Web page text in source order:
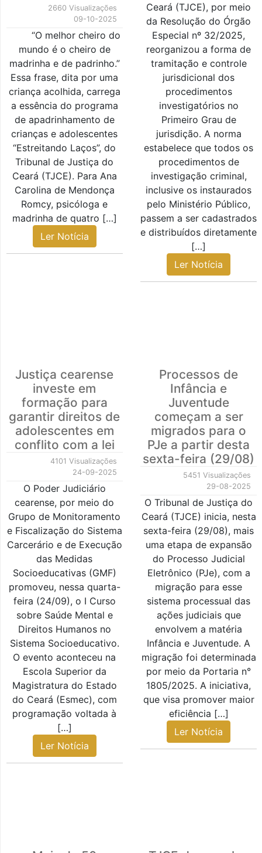
2660 Visualizações
09-10-2025
“O melhor cheiro do
mundo é o cheiro de
madrinha e de padrinho.”
Essa frase, dita por uma
criança acolhida, carrega
a essência do programa
de apadrinhamento de
crianças e adolescentes
“Estreitando Laços”, do
Tribunal de Justiça do
Ceará (TJCE). Para Ana
Carolina de Mendonça
Romcy, psicóloga e
madrinha de quatro […]
Ler Notícia
Ceará (TJCE), por meio
da Resolução do Órgão
Especial nº 32/2025,
reorganizou a forma de
tramitação e controle
jurisdicional dos
procedimentos
investigatórios no
Primeiro Grau de
jurisdição. A norma
estabelece que todos os
procedimentos de
investigação criminal,
inclusive os instaurados
pelo Ministério Público,
passem a ser cadastrados
e distribuídos diretamente
[…]
Ler Notícia
Justiça cearense
investe em
formação para
garantir direitos de
adolescentes em
conflito com a lei
4101 Visualizações
24-09-2025
O Poder Judiciário
cearense, por meio do
Grupo de Monitoramento
e Fiscalização do Sistema
Carcerário e de Execução
das Medidas
Socioeducativas (GMF)
promoveu, nessa quarta-
feira (24/09), o I Curso
sobre Saúde Mental e
Direitos Humanos no
Sistema Socioeducativo.
O evento aconteceu na
Escola Superior da
Magistratura do Estado
do Ceará (Esmec), com
programação voltada à
[…]
Ler Notícia
Processos de
Infância e
Juventude
começam a ser
migrados para o
PJe a partir desta
sexta-feira (29/08)
5451 Visualizações
29-08-2025
O Tribunal de Justiça do
Ceará (TJCE) inicia, nesta
sexta-feira (29/08), mais
uma etapa de expansão
do Processo Judicial
Eletrônico (PJe), com a
migração para esse
sistema processual das
ações judiciais que
envolvem a matéria
Infância e Juventude. A
migração foi determinada
por meio da Portaria n°
1805/2025. A iniciativa,
que visa promover maior
eficiência […]
Ler Notícia